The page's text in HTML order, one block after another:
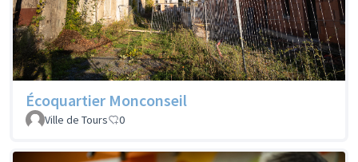
Écoquartier Monconseil
Ville de Tours 0